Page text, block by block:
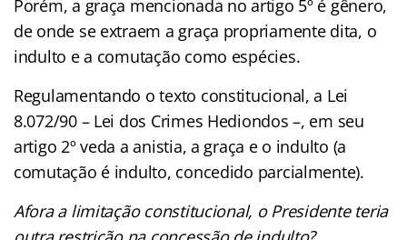
Porém, a graça mencionada no artigo 5º é gênero,
de onde se extraem a graça propriamente dita, o
indulto e a comutação como espécies.
Regulamentando o texto constitucional, a Lei
8.072/90 – Lei dos Crimes Hediondos –, em seu
artigo 2º veda a anistia, a graça e o indulto (a
comutação é indulto, concedido parcialmente).
Afora a limitação constitucional, o Presidente teria